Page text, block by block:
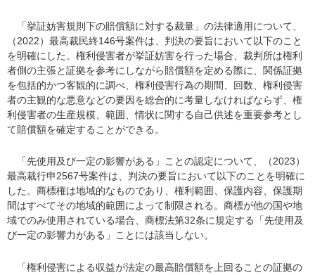
「挙証妨害規則下の賠償額に対する裁量」の法律適用について、
（2022）最高裁民終146号案件は、判決の要旨において以下のこと
を明確にした。権利侵害者が挙証妨害を行った場合、裁判所は権利
者側の主張と証拠を参考にしながら賠償額を定める際に、関係証拠
を包括的かつ客観的に調べ、権利侵害行為の期間、回数、権利侵害
者の主観的な悪意などの要因を総合的に考量しなければならず、権
利侵害者の生産規模、範囲、情状に関する自己供述を重要参考とし
て賠償額を確定することができる。
「先使用及び一定の影響がある」ことの認定について、（2023）
最高裁行申2567号案件は、判決の要旨において以下のことを明確に
した。商標権は地域的なものであり、権利範囲、保護内容、保護期
間はすべてその地域的範囲によって制限される。商標が他の国や地
域でのみ使用されている場合、商標法第32条に規定する「先使用及
び一定の影響力がある」ことには該当しない。
「権利侵害による収益が法定の最高賠償額を上回ることの証拠の